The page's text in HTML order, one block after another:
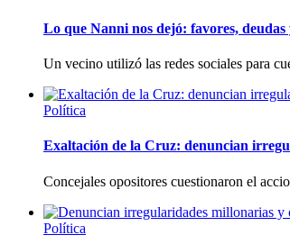
Lo que Nanni nos dejó: favores,
Un vecino utilizó las redes sociales para
Política
Exaltación de la Cruz: denuncian
Concejales opositores cuestionaron el
Política